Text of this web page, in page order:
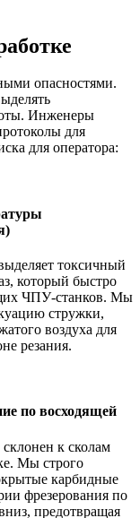
опасностями.
Инженеры
для
для оператора:
токсичный
который быстро
ЧПУ-станков. Мы
стружки,
воздуха для
резания.
по восходящей
к сколам
Мы строго
карбидные
фрезерования по
предотвращая